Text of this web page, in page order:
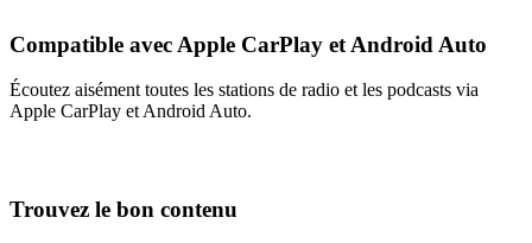
Compatible avec Apple CarPlay et Android Auto
Écoutez aisément toutes les stations de radio et les podcasts via
Apple CarPlay et Android Auto.
Trouvez le bon contenu